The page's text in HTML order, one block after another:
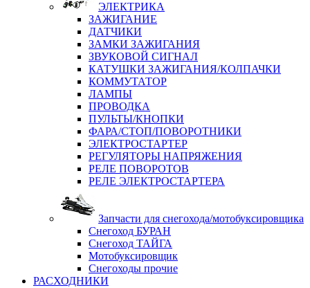
ЭЛЕКТРИКА
ЗАЖИГАНИЕ
ДАТЧИКИ
ЗАМКИ ЗАЖИГАНИЯ
ЗВУКОВОЙ СИГНАЛ
КАТУШКИ ЗАЖИГАНИЯ/КОЛПАЧКИ
КОММУТАТОР
ЛАМПЫ
ПРОВОДКА
ПУЛЬТЫ/КНОПКИ
ФАРА/СТОП/ПОВОРОТНИКИ
ЭЛЕКТРОСТАРТЕР
РЕГУЛЯТОРЫ НАПРЯЖЕНИЯ
РЕЛЕ ПОВОРОТОВ
РЕЛЕ ЭЛЕКТРОСТАРТЕРА
Запчасти для снегохода/мотобуксировщика
Снегоход БУРАН
Снегоход ТАЙГА
Мотобуксировщик
Снегоходы прочие
РАСХОДНИКИ